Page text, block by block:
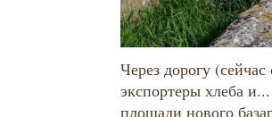
Через дорогу
экспортеры хлеба
площади нового